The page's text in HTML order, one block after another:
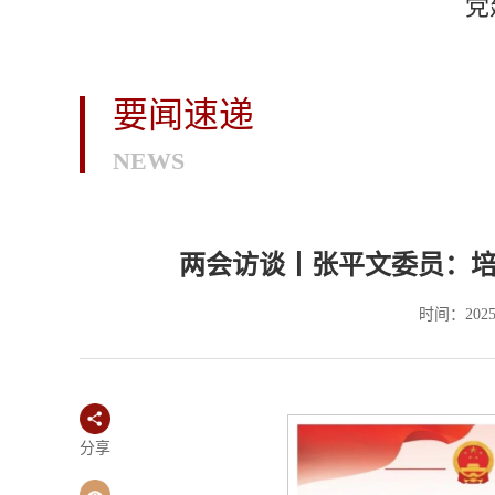
要闻速递
NEWS
两会访谈丨张平文委员：
时间：
分享